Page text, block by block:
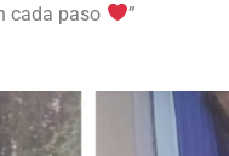
cada paso
”